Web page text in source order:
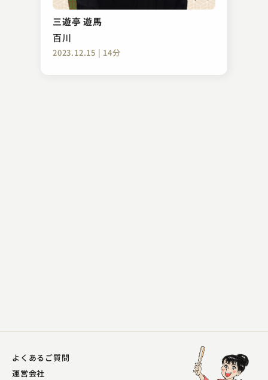
三遊亭 遊馬
百川
2023.12.15 | 14分
桂 夏丸
後生鰻
2024.11.27 | 11分
よくあるご質問
運営会社